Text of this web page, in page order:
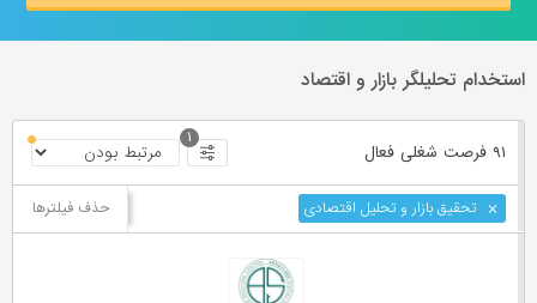
استخدام تحلیلگر بازار و اقتصاد
۹۱ فرصت ‌شغلی فعال
۱
تحقیق بازار و تحلیل اقتصادی حذف فیلترها